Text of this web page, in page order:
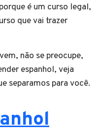
é um curso legal,
que vai trazer
não se preocupe,
espanhol, veja
separamos para você.